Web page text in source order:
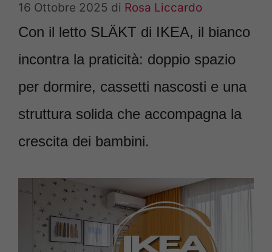
16 Ottobre 2025 di Rosa Liccardo
Con il letto SLÄKT di IKEA, il bianco
incontra la praticità: doppio spazio
per dormire, cassetti nascosti e una
struttura solida che accompagna la
crescita dei bambini.